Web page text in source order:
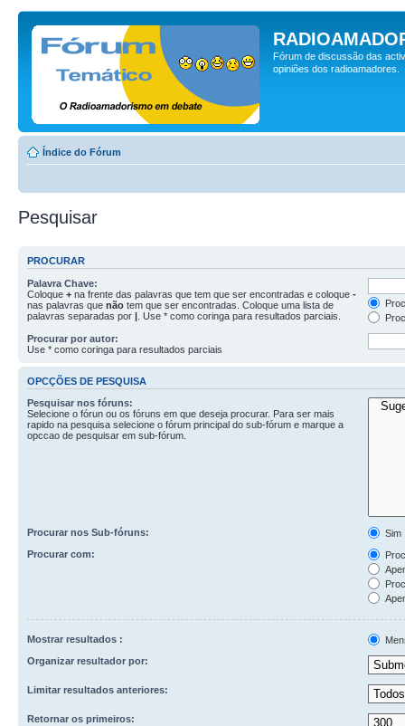
Fórum de discussão das
opiniões dos radioamadores.
Índice do Fórum
Pesquisar
PROCURAR
Palavra Chave:
Coloque + na frente das palavras que tem que ser encontradas e coloque -
nas palavras que não tem que ser encontradas. Coloque uma lista de
palavras separadas por | . Use * como coringa para resultados parciais.
Procurar por autor:
Use * como coringa para resultados parciais
OPCÇÕES DE PESQUISA
Pesquisar nos fóruns:
Selecione o fórun ou os fóruns em que deseja procurar. Para ser mais
rapido na pesquisa selecione o fórum principal do sub-fórum e marque a
opccao de pesquisar em sub-fórum.
Procurar nos Sub-fóruns:
Sim
Procurar com:
Mostrar resultados :
Organizar resultador por:
Limitar resultados anteriores:
Retornar os primeiros: